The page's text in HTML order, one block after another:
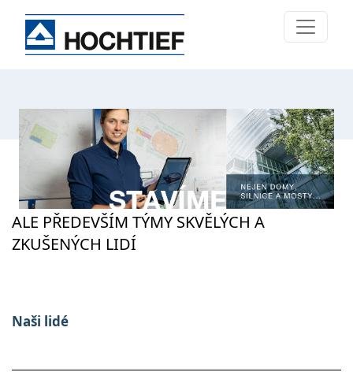
ALE PŘEDEVŠÍM TÝMY SKVĚLÝCH A
ZKUŠENÝCH LIDÍ
Naši lidé